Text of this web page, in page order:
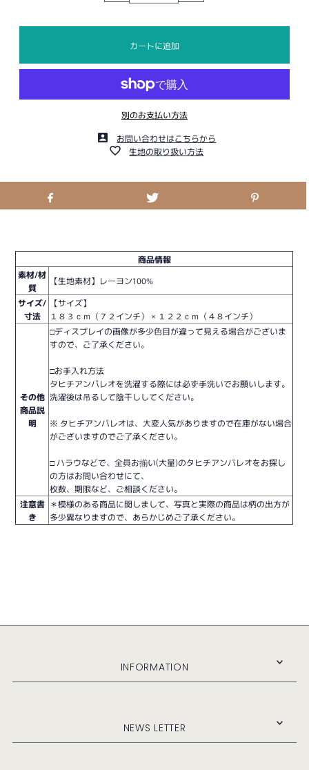
別のお支払い方法
お問い合わせはこちらから
生地の取り扱い方法
商品情報
素材/材
質
【生地素材】レーヨン100%
サイズ/
寸法
【サイズ】
１８３ｃｍ（７２インチ） × １２２ｃｍ（４８インチ）
その他
商品説
明
□ディスプレイの画像が多少色目が違って見える場合がございま
すので、ご了承ください。
□お手入れ方法
タヒチアンパレオを洗濯する際には必ず手洗いでお願いします。
洗濯後は吊るして陰干ししてください。
※ タヒチアンパレオは、大変人気がありますので在庫がない場合
がございますのでご了承ください。
□ ハラウなどで、全員お揃い(大量)のタヒチアンパレオをお探し
の方はお問い合わせにて、
枚数、期限など、ご相談ください。
注意書
き
＊模様のある商品に関しまして、写真と実際の商品は柄の出方が
多少異なりますので、あらかじめご了承ください。
INFORMATION
NEWS LETTER